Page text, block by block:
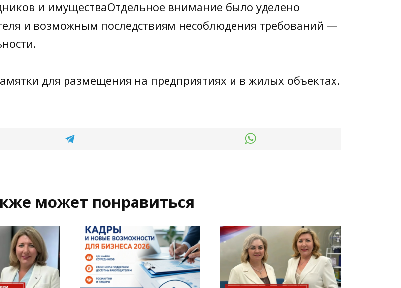
и имуществаОтдельное внимание было уделено
и возможным последствиям несоблюдения требований —
для размещения на предприятиях и в жилых объектах.
может понравиться